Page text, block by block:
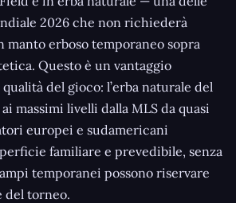
2026 che non richiederà
manto erboso temporaneo sopra
Questo è un vantaggio
del gioco: l’erba naturale del
massimi livelli dalla MLS da quasi
europei e sudamericani
familiare e prevedibile, senza
temporanei possono riservare
del torneo.